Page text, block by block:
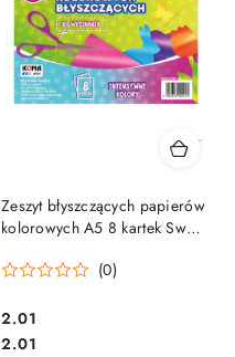
Zeszyt błyszczących papierów
kolorowych A5 8 kartek Sweet
(0)
Cena:
2.01
Cena:
2.01